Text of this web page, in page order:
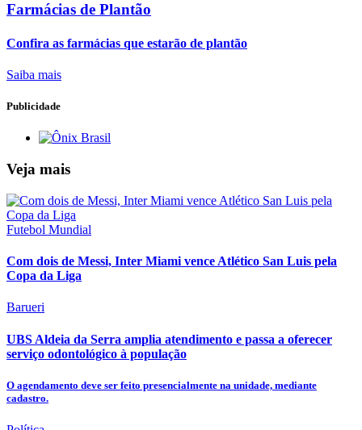
Farmácias de Plantão
Confira as farmácias que estarão de plantão
Saiba mais
Publicidade
Veja mais
Futebol Mundial
Com dois de Messi, Inter Miami vence Atlético San Luis pela
Copa da Liga
Barueri
UBS Aldeia da Serra amplia atendimento e passa a oferecer
serviço odontológico à população
O agendamento deve ser feito presencialmente na unidade, mediante
cadastro.